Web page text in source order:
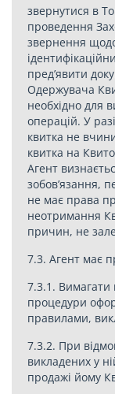
звернутися в
проведення
звернення
пред’явити
Одержувача
необхідно для
операцій. У
квитка не
квитка на
Агент
зобов’язання,
не має права
неотримання
причин, не
7.3. Агент має
7.3.1. Вимагати
процедури
правилами,
7.3.2. При
викладених у
продажі йому